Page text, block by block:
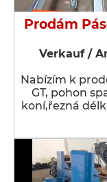
Prodám
Verkauf /
Nabízím k
GT, pohon
koní,řezná